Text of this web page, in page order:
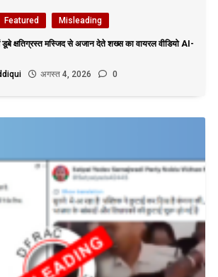
Featured Misleading
क्षतिग्रस्त मस्जिद से अजान देते शख्स का वायरल वीडियो AI-
अगस्त 4, 2026 0